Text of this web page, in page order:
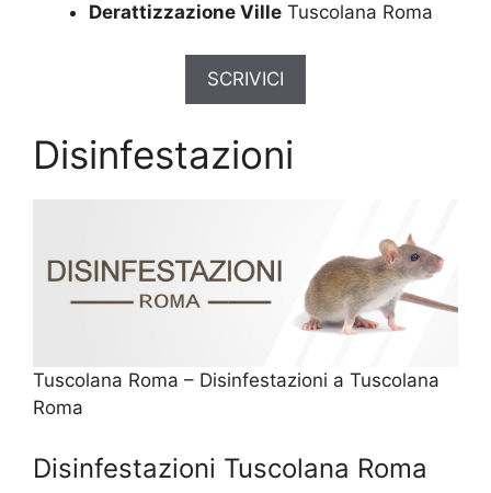
Derattizzazione Ville Tuscolana Roma
SCRIVICI
Disinfestazioni
Tuscolana Roma – Disinfestazioni a Tuscolana
Roma
Disinfestazioni Tuscolana Roma